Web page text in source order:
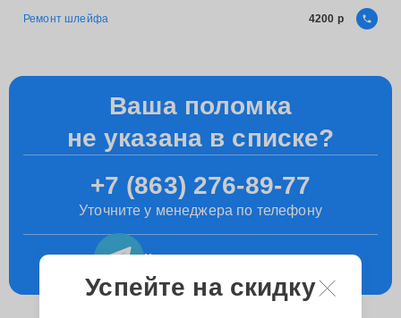
Ремонт шлейфа 4200
Ваша поломка
не указана в списке?
+7 (863) 276-89-77
Уточните у менеджера по телефону
Консультацияв телеграм
Успейте на скидку